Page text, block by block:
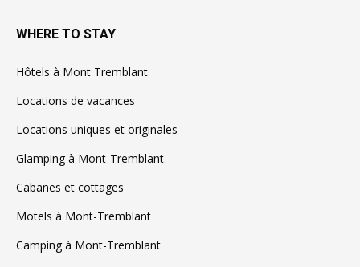
WHERE TO STAY
Hôtels à Mont Tremblant
Locations de vacances
Locations uniques et originales
Glamping à Mont-Tremblant
Cabanes et cottages
Motels à Mont-Tremblant
Camping à Mont-Tremblant